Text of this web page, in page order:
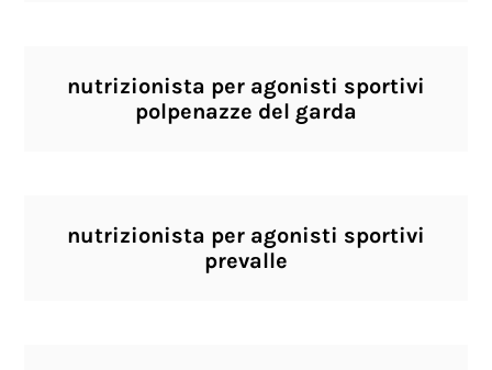
nutrizionista per agonisti sportivi
polpenazze del garda
nutrizionista per agonisti sportivi
prevalle